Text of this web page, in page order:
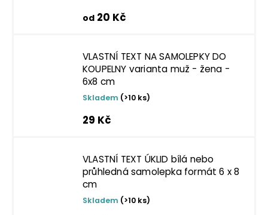
od 20 Kč
VLASTNÍ TEXT NA SAMOLEPKY DO
KOUPELNY varianta muž - žena -
6x8 cm
Skladem (>10 ks)
29 Kč
VLASTNÍ TEXT ÚKLID bílá nebo
průhledná samolepka formát 6 x 8
cm
Skladem (>10 ks)